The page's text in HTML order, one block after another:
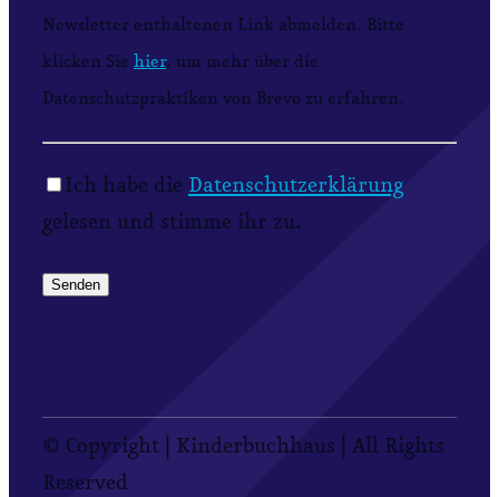
Newsletter enthaltenen Link abmelden. Bitte
klicken Sie hier, um mehr über die
Datenschutzpraktiken von Brevo zu erfahren.
Ich habe die Datenschutzerklärung
gelesen und stimme ihr zu.
© Copyright
| Kinderbuchhaus | All Rights
Reserved